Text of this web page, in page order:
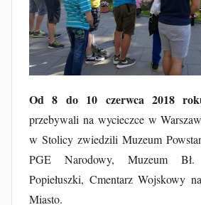
b
F
u
r
t
Od 8 do 10 czerwca 2018
przebywali na wycieczce w
w Stolicy zwiedzili Muzeum
PGE Narodowy, Muzeum Bł.
Popiełuszki, Cmentarz Wojskowy
Miasto.